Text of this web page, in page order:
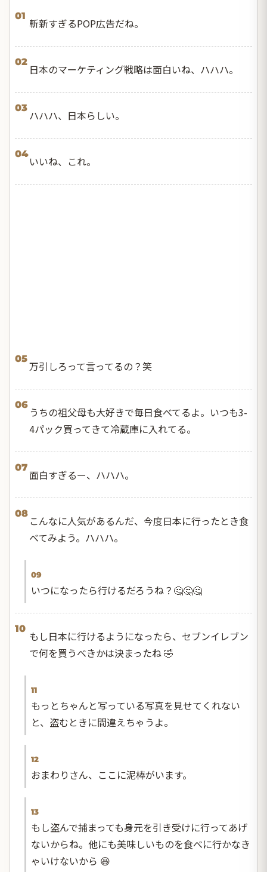
01
斬新すぎるPOP広告だね。
02
日本のマーケティング戦略は面白いね、ハハハ。
03
ハハハ、日本らしい。
04
いいね、これ。
05
万引しろって言ってるの？笑
06
うちの祖父母も大好きで毎日食べてるよ。いつも3-
4パック買ってきて冷蔵庫に入れてる。
07
面白すぎるー、ハハハ。
08
こんなに人気があるんだ、今度日本に行ったとき食
べてみよう。ハハハ。
09
いつになったら行けるだろうね？🤔🤔🤔
10
もし日本に行けるようになったら、セブンイレブン
で何を買うべきかは決まったね 🤣
11
もっとちゃんと写っている写真を見せてくれない
と、盗むときに間違えちゃうよ。
12
おまわりさん、ここに泥棒がいます。
13
もし盗んで捕まっても身元を引き受けに行ってあげ
ないからね。他にも美味しいものを食べに行かなき
ゃいけないから 😆